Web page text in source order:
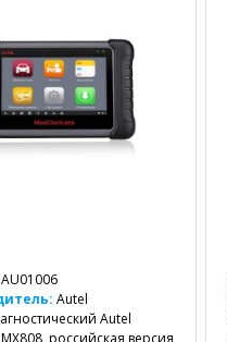
AU01006
Autel
Autel
российская версия